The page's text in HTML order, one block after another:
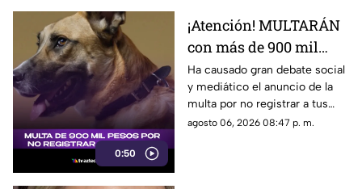
0:50
¡Atención! MULTARÁN
con más de 900 mil
pesos a todos los que
no REGISTREN a sus
MASCOTAS
Ha causado gran debate social
y mediático el anuncio de la
multa por no registrar a tus
mascotas, por lo que la
agosto 06, 2026 08:47 p. m.